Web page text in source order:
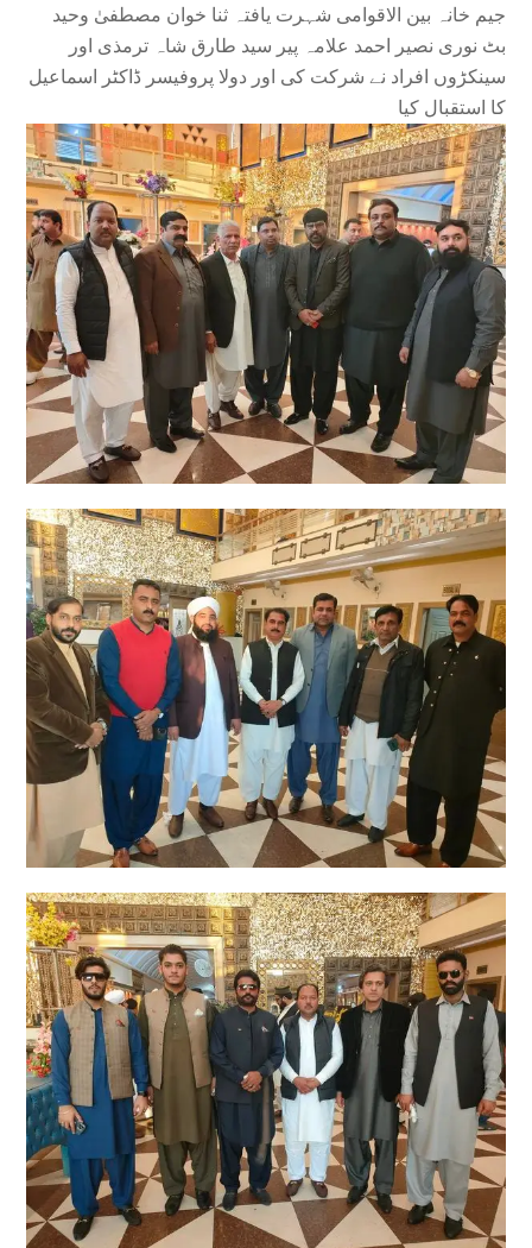
جیم خانہ بین الاقوامی شہرت یافتہ ثنا خوان مصطفیٰ وحید
بٹ نوری نصیر احمد علامہ پیر سید طارق شاہ ترمذی اور
سینکڑوں افراد نے شرکت کی اور دولا پروفیسر ڈاکٹر اسماعیل
کا استقبال کیا